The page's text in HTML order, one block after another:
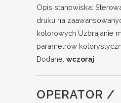
Opis stanowiska:
druku na
kolorowych Uzbrajanie
parametrów
Dodane: wczoraj
OPERATOR /